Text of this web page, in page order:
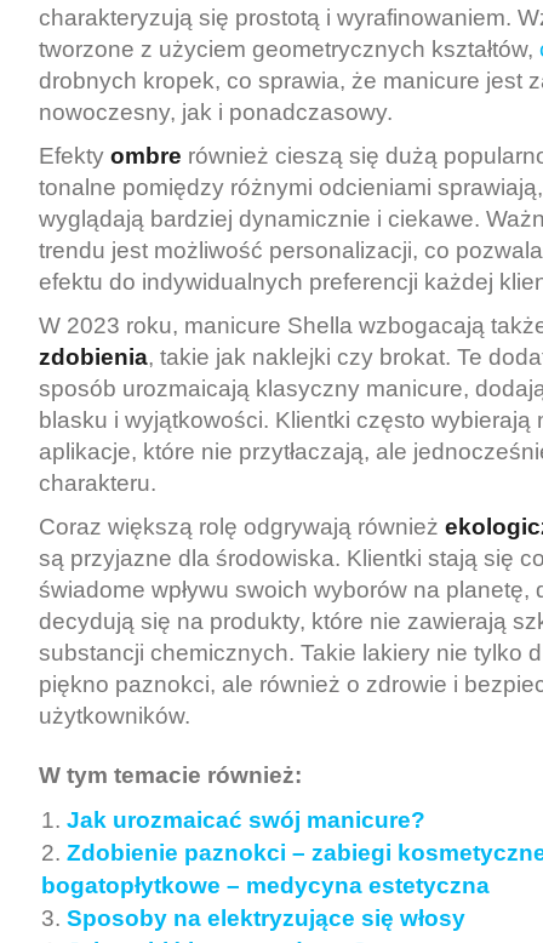
charakteryzują się prostotą i wyrafinowaniem.
tworzone z użyciem geometrycznych kształtów,
drobnych kropek, co sprawia, że manicure jest
nowoczesny, jak i ponadczasowy.
Efekty ombre również cieszą się dużą
tonalne pomiędzy różnymi odcieniami
wyglądają bardziej dynamicznie i ciekawe.
trendu jest możliwość personalizacji, co
efektu do indywidualnych preferencji każdej
W 2023 roku, manicure Shella wzbogacają
zdobienia, takie jak naklejki czy brokat. Te
sposób urozmaicają klasyczny manicure,
blasku i wyjątkowości. Klientki często wybierają
aplikacje, które nie przytłaczają, ale
charakteru.
Coraz większą rolę odgrywają również
są przyjazne dla środowiska. Klientki stają się
świadome wpływu swoich wyborów na planetę,
decydują się na produkty, które nie zawierają
substancji chemicznych. Takie lakiery nie tylko
piękno paznokci, ale również o zdrowie i
użytkowników.
W tym temacie również:
Jak urozmaicać swój manicure?
Zdobienie paznokci – zabiegi
bogatopłytkowe – medycyna estetyczna
Sposoby na elektryzujące się włosy